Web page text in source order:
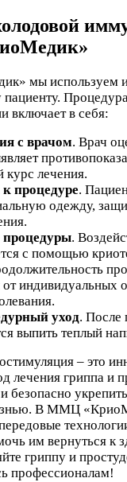
мы используем
включает в себя:
с врачом. Врач
курс лечения.
процедуре.
одежду,
процедуры.
с помощью
индивидуальных
уход. После
выпить теплый
– это
лечения гриппа и
безопасно
В ММЦ
им вернуться к
гриппу и
профессионалам!